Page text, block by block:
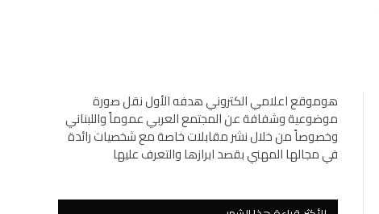
هوموقع اعلامي الكتروني هدفه الأول نقل صورة
موضوعية وشفافة عن المجتمع العربي عموماً واللبناني
وخصوصاً من خلال نشر مقابلات خاصة مع شخصيات رائدة
في مجالها المهني بقصد ابرازها والتعرف عليها